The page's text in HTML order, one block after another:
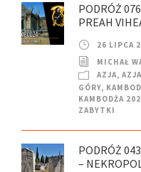
PODRÓŻ
PREAH
26 LIPCA
MICHAŁ
AZJA,
GÓRY,
KAMBODŻA
ZABYTKI
PODRÓŻ
–